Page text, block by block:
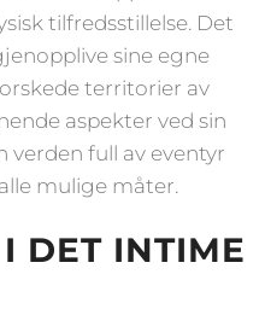
tilfredsstillelse. Det
sine egne
territorier av
aspekter ved sin
verden full av eventyr
mulige måter.
DET INTIME